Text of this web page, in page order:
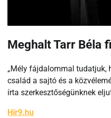
Meghalt Tarr Béla
„Mély fájdalommal tudatjuk,
család a sajtó és a
írta szerkesztőségünknek
Hír9.hu